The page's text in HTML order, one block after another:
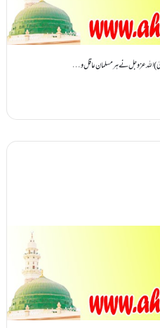
) اللہ عزوجل نے ہر مسلمان عاقل و…